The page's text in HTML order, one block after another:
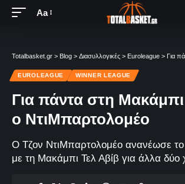
Aa
Totalbasket.gr > Blog > Διασυλλογικές > Euroleague > Για πάντα
EUROLEAGUE WINNER LEAGUE
Για πάντα στη Μακάμπι
ο ΝτιΜπαρτολομέο
Ο Τζον ΝτιΜπαρτολομέο ανανέωσε το
με τη Μακάμπι Τελ Αβίβ για άλλα δύο